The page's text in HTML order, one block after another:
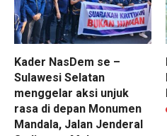
Kader NasDem se –
Sulawesi Selatan
menggelar aksi unjuk
rasa di depan Monumen
Mandala, Jalan Jenderal